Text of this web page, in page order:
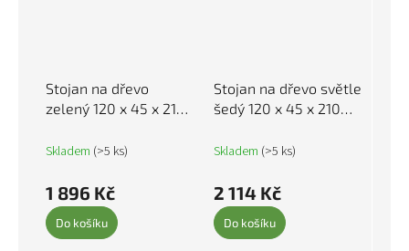
Stojan na dřevo
zelený 120 x 45 x 210
364542
Skladem (>5 ks)
1 896 Kč
Do košíku
Stojan na dřevo světle
šedý 120 x 45 x 210
364552
Skladem (>5 ks)
2 114 Kč
Do košíku